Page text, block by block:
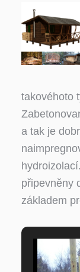
takovéhoto
a tak je
připevněny
základem